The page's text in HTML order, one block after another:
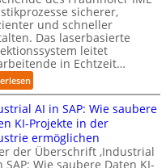
ö
s
u
n
g
e
n
e
a
u
t
o
m
a
i
s
i
e
l
B
s
i
n
e
s
s
E
c
.
O
g
w
ä
c
h
s
t
w
e
z
e
g
t
M
i
s
s
r
a
sicherer,
und schneller
Das laserbasierte
leitet
in Echtzeit…
:
L
a
r
s
h
AI in SAP: Wie saubere
KI-Projekte in der
ermöglichen
der Überschrift ‚Industrial
SAP: Wie saubere Daten KI-